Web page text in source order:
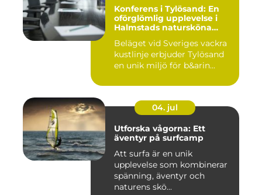
Konferens i Tylösand: En
oförglömlig upplevelse i
Halmstads natursköna
Beläget vid Sveriges vackra
kustlinje erbjuder Tylösand
en unik miljö för b&arin...
04. jul
Utforska vågorna: Ett
äventyr på surfcamp
Att surfa är en unik
upplevelse som kombinerar
spänning, äventyr och
naturens skö...